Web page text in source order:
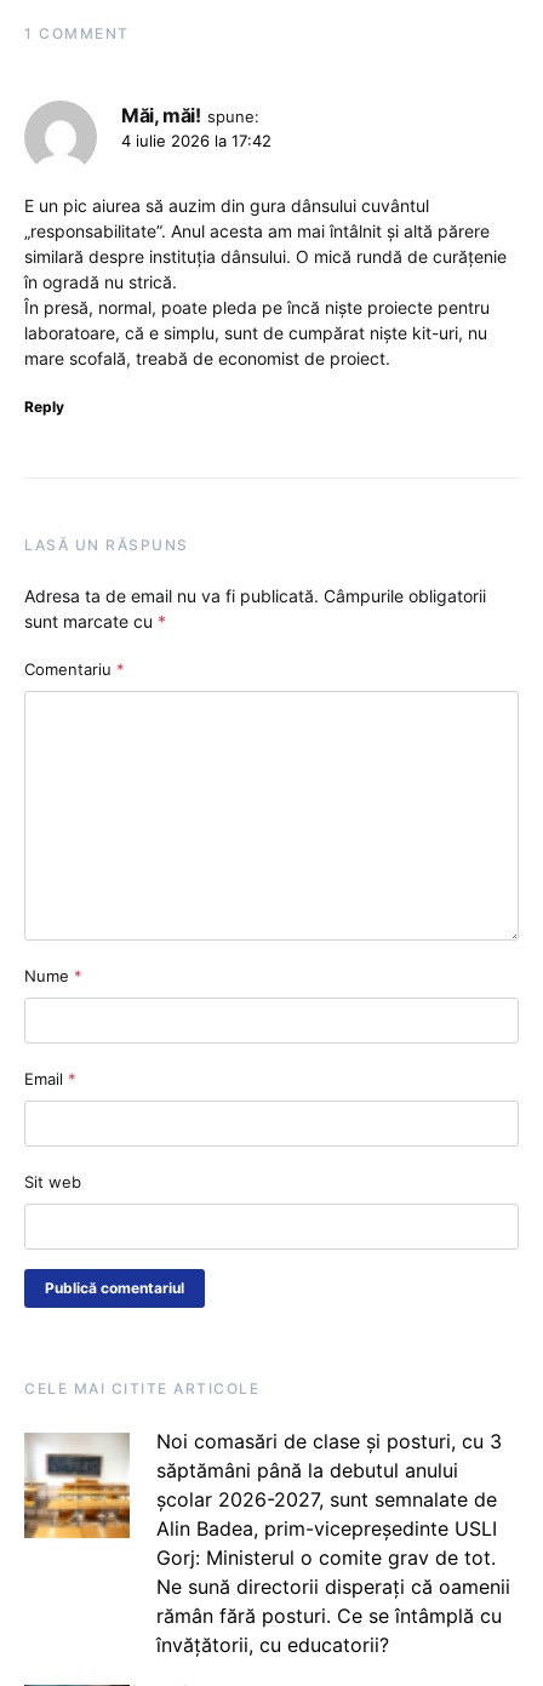
1 COMMENT
Măi, măi! spune:
4 iulie 2026 la 17:42
E un pic aiurea să auzim din gura dânsului cuvântul
„responsabilitate”. Anul acesta am mai întâlnit și altă părere
similară despre instituția dânsului. O mică rundă de curățenie
în ogradă nu strică.
În presă, normal, poate pleda pe încă niște proiecte pentru
laboratoare, că e simplu, sunt de cumpărat niște kit-uri, nu
mare scofală, treabă de economist de proiect.
Reply
LASĂ UN RĂSPUNS
Adresa ta de email nu va fi publicată. Câmpurile obligatorii
sunt marcate cu *
Comentariu *
Nume *
Email *
Sit web
CELE MAI CITITE ARTICOLE
Noi comasări de clase și posturi, cu 3
săptămâni până la debutul anului
școlar 2026-2027, sunt semnalate de
Alin Badea, prim-vicepreședinte USLI
Gorj: Ministerul o comite grav de tot.
Ne sună directorii disperați că oamenii
rămân fără posturi. Ce se întâmplă cu
învățătorii, cu educatorii?